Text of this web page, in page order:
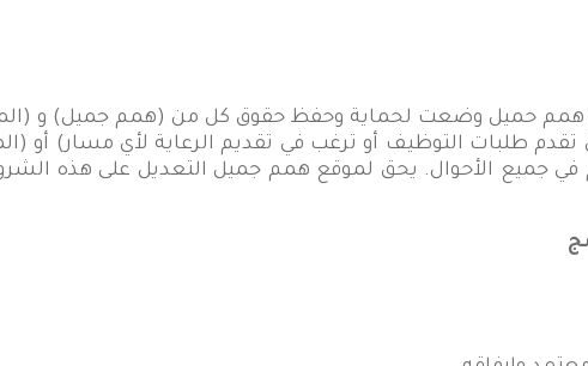
همم حميل وضعت لحماية وحفظ حقوق كل من (همم جميل) و
تقدم طلبات التوظيف أو ترغب في تقديم الرعاية لأي مسار) أو
في جميع الأحوال. يحق لموقع همم جميل التعديل على هذه